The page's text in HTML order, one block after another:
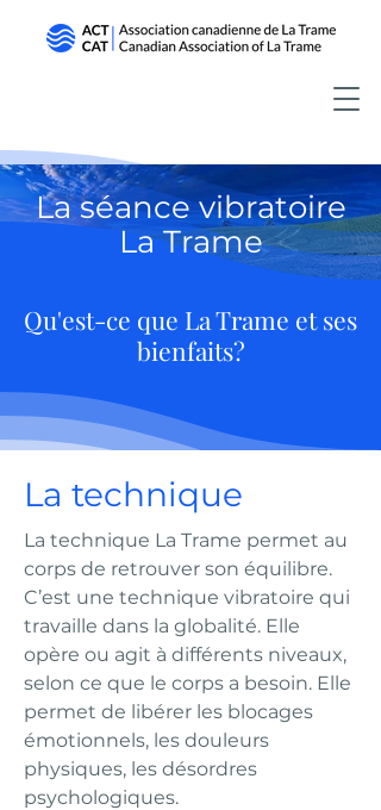
La séance vibratoire
La Trame
Qu'est-ce que La Trame et ses
bienfaits?
La technique
La technique La Trame permet au
corps de retrouver son équilibre.
C’est une technique vibratoire qui
travaille dans la globalité. Elle
opère ou agit à différents niveaux,
selon ce que le corps a besoin. Elle
permet de libérer les blocages
émotionnels, les douleurs
physiques, les désordres
psychologiques.